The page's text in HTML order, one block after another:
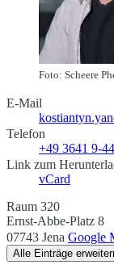
Foto: Scheere
E-Mail
Telefon
+49 3641 9-
Link zum
vCard
Raum 320
Ernst-Abbe-Platz 8
07743 Jena Google
Alle Einträge